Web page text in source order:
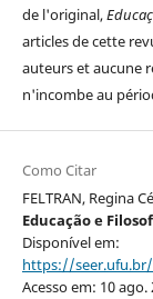
de l'original,
articles de cette
auteurs et aucune
n'incombe au
Como Citar
FELTRAN, Regina
Educação e
Disponível em:
https://
Acesso em: 10 ago.